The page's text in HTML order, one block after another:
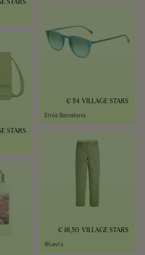
STARS
VILLAGE STARS
54 €
Etnia Barcelona
STARS
VILLAGE STARS
18,50 €
Levi's®